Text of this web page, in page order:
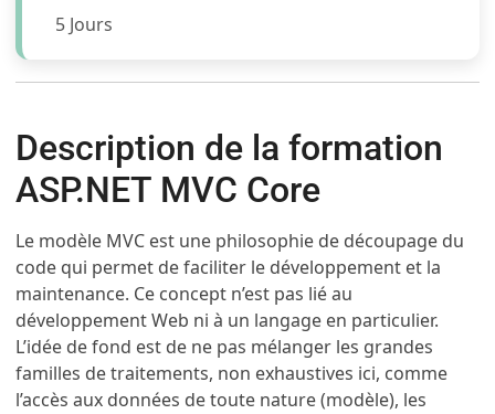
5 Jours
Description de la formation
ASP.NET MVC Core
Le modèle MVC est une philosophie de découpage du
code qui permet de faciliter le développement et la
maintenance. Ce concept n’est pas lié au
développement Web ni à un langage en particulier.
L’idée de fond est de ne pas mélanger les grandes
familles de traitements, non exhaustives ici, comme
l’accès aux données de toute nature (modèle), les